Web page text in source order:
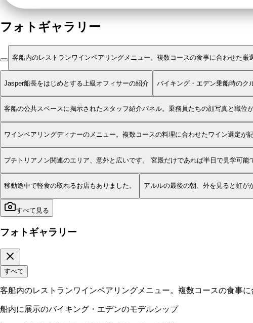
フォトギャラリー
客船内のレストランワインペアリングメニュー。複数コースの食事に合わせた厳
Jasper船長をはじめとする上級オフィサーの紹介 バイキング・エデン乗船時のク
客船の公共スペースに掲示されたスタッフ紹介パネル。乗務員たちの顔写真と職位
ワインペアリングディナーのメニュー。複数コースの料理に合わせたワイン選定が
プチトリアノン関連のエリア、意外と広いです。 宮殿だけであれば半日で見学可
移動途中で軽食の取れるお店もありました。 アルルの最後の朝、外を見ると虹が
すべて見る
フォトギャラリー
すべて
客船内のレストランワインペアリングメニュー。複数コースの食事
船内に展示のバイキング・エデンのモデルシップ